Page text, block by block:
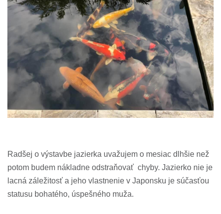
Radšej o výstavbe jazierka uvažujem o mesiac dlhšie než
potom budem nákladne odstraňovať chyby. Jazierko nie je
lacná záležitosť a jeho vlastnenie v Japonsku je súčasťou
statusu bohatého, úspešného muža.